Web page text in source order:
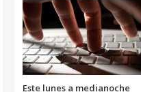
Este lunes a medianoche